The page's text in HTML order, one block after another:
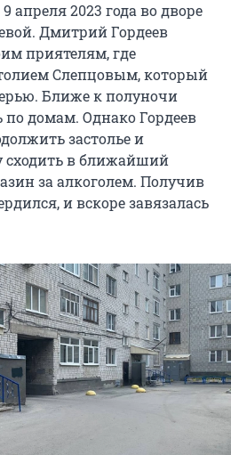
апреля 2023 года во дворе
Дмитрий Гордеев
приятелям, где
Слепцовым, который
Ближе к полуночи
домам. Однако Гордеев
застолье и
сходить в ближайший
за алкоголем. Получив
и вскоре завязалась